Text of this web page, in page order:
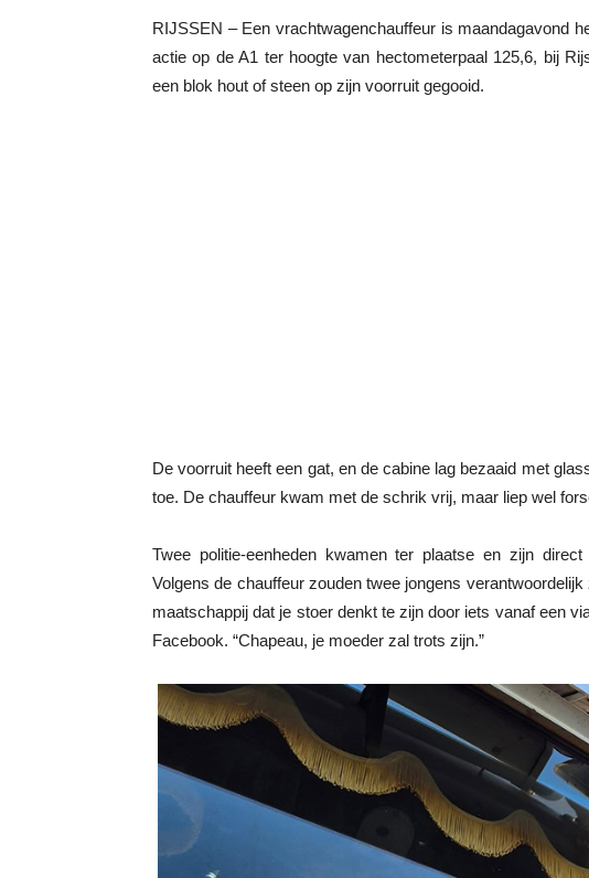
RIJSSEN – Een vrachtwagenchauffeur is maandagavond
actie op de A1 ter hoogte van hectometerpaal 125,6, bij
een blok hout of steen op zijn voorruit gegooid.
De voorruit heeft een gat, en de cabine lag bezaaid met
toe. De chauffeur kwam met de schrik vrij, maar liep wel
Twee politie-eenheden kwamen ter plaatse en zijn
Volgens de chauffeur zouden twee jongens
maatschappij dat je stoer denkt te zijn door iets vanaf een
Facebook. “Chapeau, je moeder zal trots zijn.”